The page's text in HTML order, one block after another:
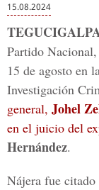
15.08.2024
Partido Nacional,
15 de agosto en
Investigación
general, Johel
en el juicio del
Hernández.
Nájera fue